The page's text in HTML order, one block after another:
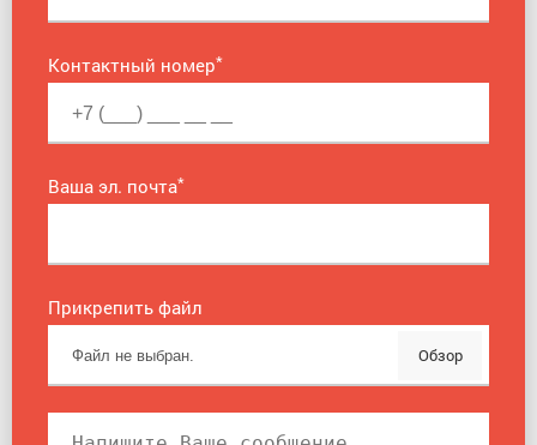
Контактный номер*
Ваша эл. почта*
Прикрепить файл
Обзор